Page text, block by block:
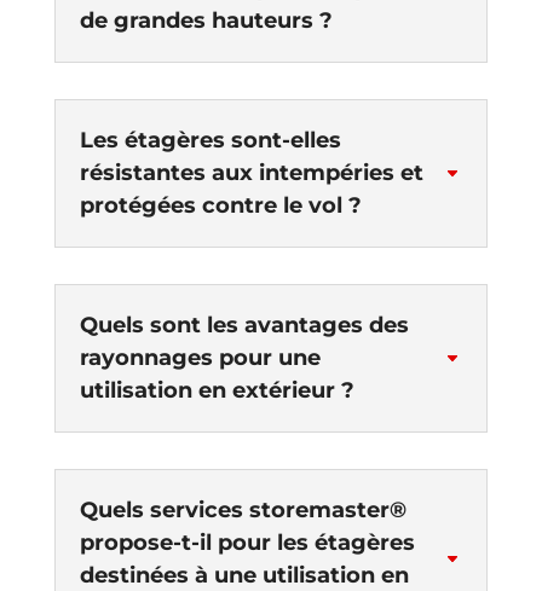
de grandes hauteurs ?
C
Les étagères sont-elles
résistantes aux intempéries et
protégées contre le vol ?
C
Quels sont les avantages des
rayonnages pour une
utilisation en extérieur ?
C
Quels services storemaster®
propose-t-il pour les étagères
destinées à une utilisation en